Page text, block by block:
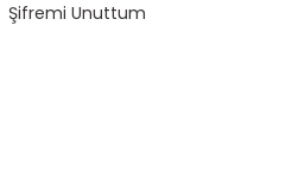
Şifremi Unuttum